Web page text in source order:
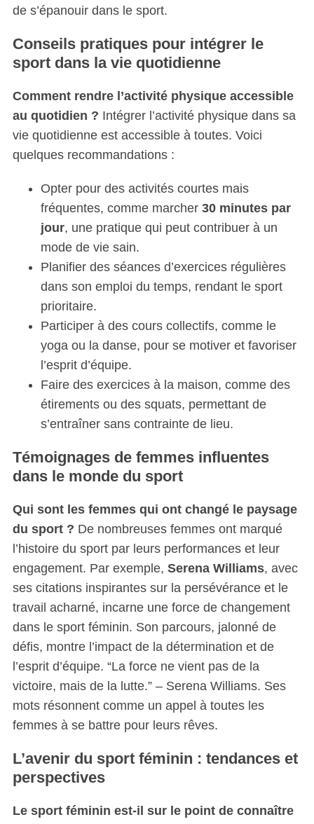
de s’épanouir dans le sport.
Conseils pratiques pour intégrer le
sport dans la vie quotidienne
Comment rendre l’activité physique accessible
au quotidien ? Intégrer l’activité physique dans sa
vie quotidienne est accessible à toutes. Voici
quelques recommandations :
Opter pour des activités courtes mais
fréquentes, comme marcher 30 minutes par
jour, une pratique qui peut contribuer à un
mode de vie sain.
Planifier des séances d’exercices régulières
dans son emploi du temps, rendant le sport
prioritaire.
Participer à des cours collectifs, comme le
yoga ou la danse, pour se motiver et favoriser
l’esprit d’équipe.
Faire des exercices à la maison, comme des
étirements ou des squats, permettant de
s’entraîner sans contrainte de lieu.
Témoignages de femmes influentes
dans le monde du sport
Qui sont les femmes qui ont changé le paysage
du sport ? De nombreuses femmes ont marqué
l’histoire du sport par leurs performances et leur
engagement. Par exemple, Serena Williams, avec
ses citations inspirantes sur la persévérance et le
travail acharné, incarne une force de changement
dans le sport féminin. Son parcours, jalonné de
défis, montre l’impact de la détermination et de
l’esprit d’équipe. “La force ne vient pas de la
victoire, mais de la lutte.” – Serena Williams. Ses
mots résonnent comme un appel à toutes les
femmes à se battre pour leurs rêves.
L’avenir du sport féminin : tendances et
perspectives
Le sport féminin est-il sur le point de connaître